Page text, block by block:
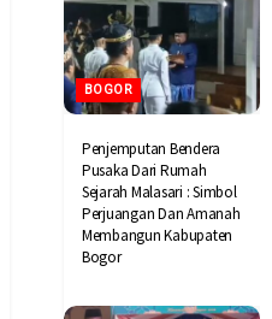
BOGOR
Penjemputan Bendera
Pusaka Dari Rumah
Sejarah Malasari : Simbol
Perjuangan Dan Amanah
Membangun Kabupaten
Bogor